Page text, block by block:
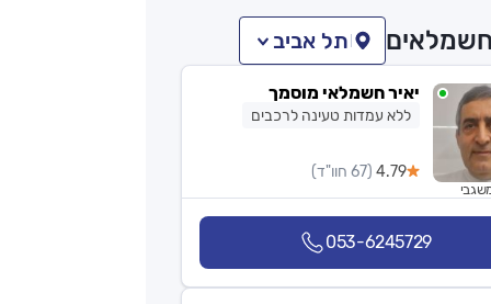
חשמלאים תל אביב
יאיר חשמלאי מוסמך
ללא עמדות טעינה לרכבים
4.79 (67 חוו"ד)
053-6245729